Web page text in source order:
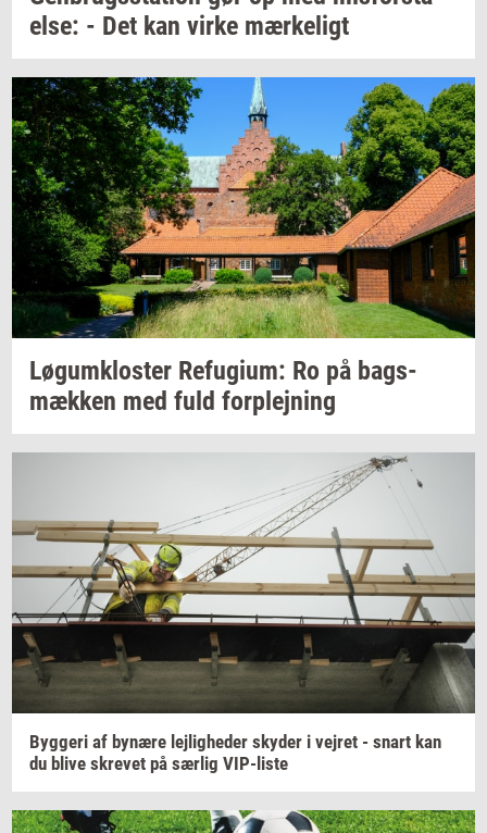
el­se: - Det kan virke mær­ke­ligt
Løgum­klo­ster Re­fu­gi­um: Ro på bags­
mæk­ken med fuld for­plej­ning
Byg­ge­ri af by­næ­re lej­lig­he­der sky­der i vej­ret - snart kan
du blive skre­vet på sær­lig VIP-​liste